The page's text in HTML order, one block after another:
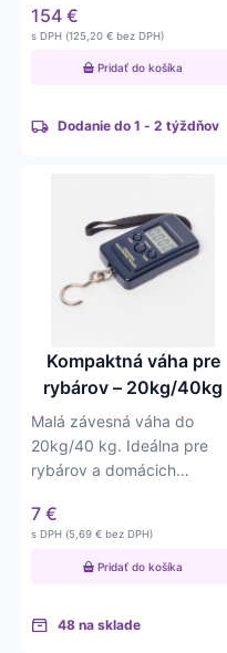
154 €
s DPH (125,20 € bez DPH)
Pridať do košíka
Dodanie do 1 - 2 týždňov
Kompaktná váha pre
rybárov – 20kg/40kg
Malá závesná váha do
20kg/40 kg. Ideálna pre
rybárov a domácich
dielik –…
7 €
s DPH (5,69 € bez DPH)
Pridať do košíka
48 na sklade